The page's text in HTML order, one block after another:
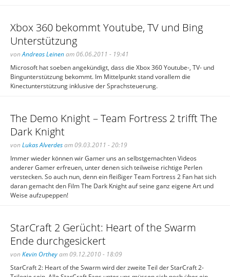
Xbox 360 bekommt Youtube, TV und Bing
Unterstützung
vonAndreas Leinenam 06.06.2011 - 19:41
Microsoft hat soeben angekündigt, dass die Xbox 360 Youtube-, TV- und
Bingunterstützung bekommt. Im Mittelpunkt stand vorallem die
Kinectunterstützung inklusive der Sprachsteuerung.
The Demo Knight – Team Fortress 2 trifft The
Dark Knight
von Lukas Alverdesam 09.03.2011 - 20:19
Immer wieder können wir Gamer uns an selbstgemachten Videos
anderer Gamer erfreuen, unter denen sich teilweise richtige Perlen
verstecken. So auch nun, denn ein fleißiger Team Fortress 2 Fan hat sich
daran gemacht den Film The Dark Knight auf seine ganz eigene Art und
Weise aufzupeppen!
StarCraft 2 Gerücht: Heart of the Swarm
Ende durchgesickert
von Kevin Ortheyam 09.12.2010 - 18:09
StarCraft 2: Heart of the Swarm wird der zweite Teil der StarCraft 2-